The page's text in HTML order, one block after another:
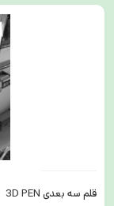
قلم سه بعدی 3D PEN